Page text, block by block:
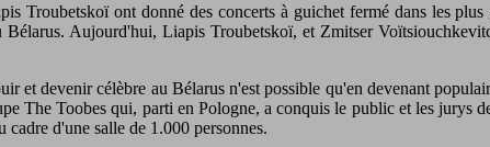
Troubetskoï ont donné des concerts à guichet fermé dans les
Aujourd'hui, Liapis Troubetskoï, et Zmitser
et devenir célèbre au Bélarus n'est possible qu'en devenant
The Toobes qui, parti en Pologne, a conquis le public et les jurys
d'une salle de 1.000 personnes.